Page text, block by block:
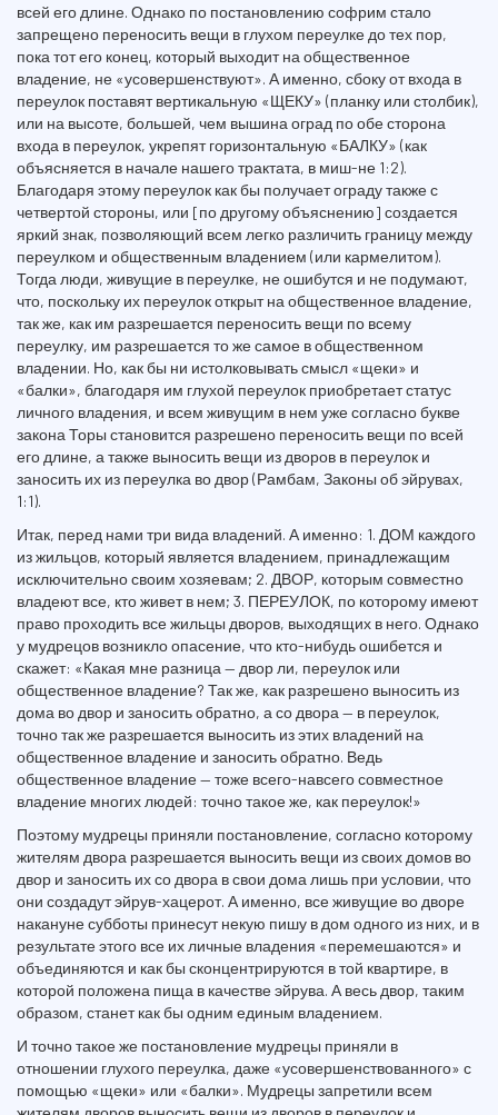
всей его длине. Однако по постановлению софрим стало
запрещено переносить вещи в глухом переулке до тех пор,
пока тот его конец, который выходит на общественное
владение, не «усовершенствуют». А именно, сбоку от входа в
переулок поставят вертикальную «ЩЕКУ» (планку или столбик),
или на высоте, большей, чем вышина оград по обе сторона
входа в переулок, укрепят горизонтальную «БАЛКУ» (как
объясняется в начале нашего трактата, в миш-не 1:2).
Благодаря этому переулок как бы получает ограду также с
четвертой стороны, или [по другому объяснению] создается
яркий знак, позволяющий всем легко различить границу между
переулком и общественным владением (или кармелитом).
Тогда люди, живущие в переулке, не ошибутся и не подумают,
что, поскольку их переулок открыт на общественное владение,
так же, как им разрешается переносить вещи по всему
переулку, им разрешается то же самое в общественном
владении. Но, как бы ни истолковывать смысл «щеки» и
«балки», благодаря им глухой переулок приобретает статус
личного владения, и всем живущим в нем уже согласно букве
закона Торы становится разрешено переносить вещи по всей
его длине, а также выносить вещи из дворов в переулок и
заносить их из переулка во двор (Рамбам, Законы об эйрувах,
1:1).
Итак, перед нами три вида владений. А именно: 1. ДОМ каждого
из жильцов, который является владением, принадлежащим
исключительно своим хозяевам; 2. ДВОР, которым совместно
владеют все, кто живет в нем; 3. ПЕРЕУЛОК, по которому имеют
право проходить все жильцы дворов, выходящих в него. Однако
у мудрецов возникло опасение, что кто-нибудь ошибется и
скажет: «Какая мне разница — двор ли, переулок или
общественное владение? Так же, как разрешено выносить из
дома во двор и заносить обратно, а со двора — в переулок,
точно так же разрешается выносить из этих владений на
общественное владение и заносить обратно. Ведь
общественное владение — тоже всего-навсего совместное
владение многих людей: точно такое же, как переулок!»
Поэтому мудрецы приняли постановление, согласно которому
жителям двора разрешается выносить вещи из своих домов во
двор и заносить их со двора в свои дома лишь при условии, что
они создадут эйрув-хацерот. А именно, все живущие во дворе
накануне субботы принесут некую пишу в дом одного из них, и в
результате этого все их личные владения «перемешаются» и
объединяются и как бы сконцентрируются в той квартире, в
которой положена пища в качестве эйрува. А весь двор, таким
образом, станет как бы одним единым владением.
И точно такое же постановление мудрецы приняли в
отношении глухого переулка, даже «усовершенствованного» с
помощью «щеки» или «балки». Мудрецы запретили всем